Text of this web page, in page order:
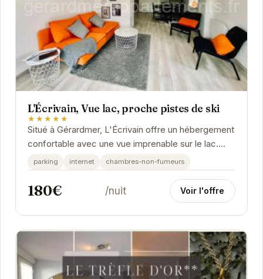
L'Écrivain, Vue lac, proche pistes de ski
★★★★★
Situé à Gérardmer, L'Écrivain offre un hébergement
confortable avec une vue imprenable sur le lac.
Proche des pistes de ski, il est idéal pour...
parking internet chambres-non-fumeurs
180€ /nuit Voir l'offre